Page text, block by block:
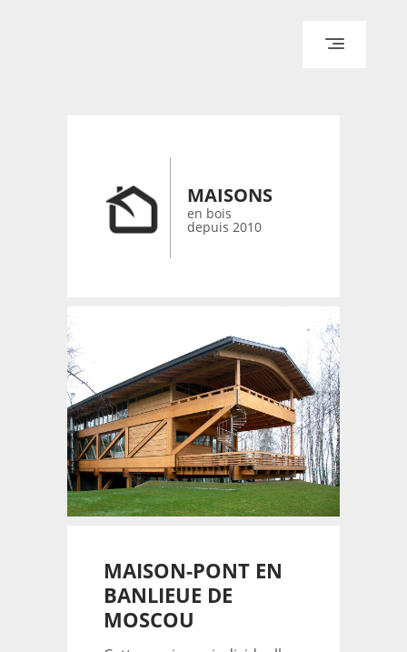
CONTACT
MAISONS
en bois
depuis 2010
MAISON-PONT EN
BANLIEUE DE
MOSCOU